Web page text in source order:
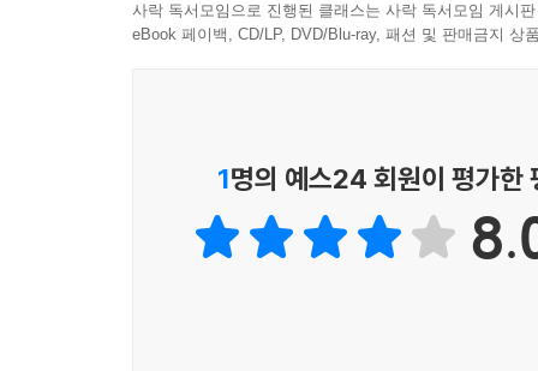
사락 독서모임으로 진행된 클래스는 사락 독서모임 게시
eBook 페이백, CD/LP, DVD/Blu-ray, 패션 및 판매금지 상
1명의 예스24 회원이 평가한